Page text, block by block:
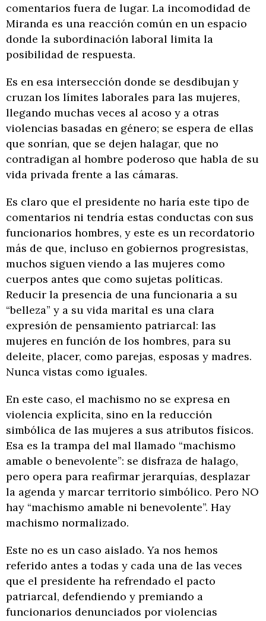
comentarios fuera de lugar. La incomodidad de
Miranda es una reacción común en un espacio
donde la subordinación laboral limita la
posibilidad de respuesta.
Es en esa intersección donde se desdibujan y
cruzan los límites laborales para las mujeres,
llegando muchas veces al acoso y a otras
violencias basadas en género; se espera de ellas
que sonrían, que se dejen halagar, que no
contradigan al hombre poderoso que habla de su
vida privada frente a las cámaras.
Es claro que el presidente no haría este tipo de
comentarios ni tendría estas conductas con sus
funcionarios hombres, y este es un recordatorio
más de que, incluso en gobiernos progresistas,
muchos siguen viendo a las mujeres como
cuerpos antes que como sujetas políticas.
Reducir la presencia de una funcionaria a su
“belleza” y a su vida marital es una clara
expresión de pensamiento patriarcal: las
mujeres en función de los hombres, para su
deleite, placer, como parejas, esposas y madres.
Nunca vistas como iguales.
En este caso, el machismo no se expresa en
violencia explícita, sino en la reducción
simbólica de las mujeres a sus atributos físicos.
Esa es la trampa del mal llamado “machismo
amable o benevolente”: se disfraza de halago,
pero opera para reafirmar jerarquías, desplazar
la agenda y marcar territorio simbólico. Pero NO
hay “machismo amable ni benevolente”. Hay
machismo normalizado.
Este no es un caso aislado. Ya nos hemos
referido antes a todas y cada una de las veces
que el presidente ha refrendado el pacto
patriarcal, defendiendo y premiando a
funcionarios denunciados por violencias